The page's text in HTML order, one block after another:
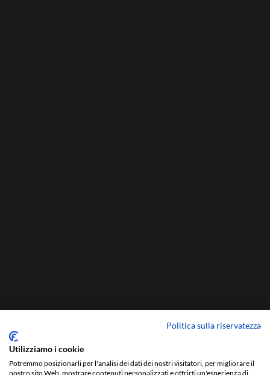
Politica sulla riservatezza
Utilizziamo i cookie
Potremmo posizionarli per l'analisi dei dati dei nostri visitatori, per migliorare il
nostro sito Web, mostrare contenuti personalizzati e offrirti un'esperienza di